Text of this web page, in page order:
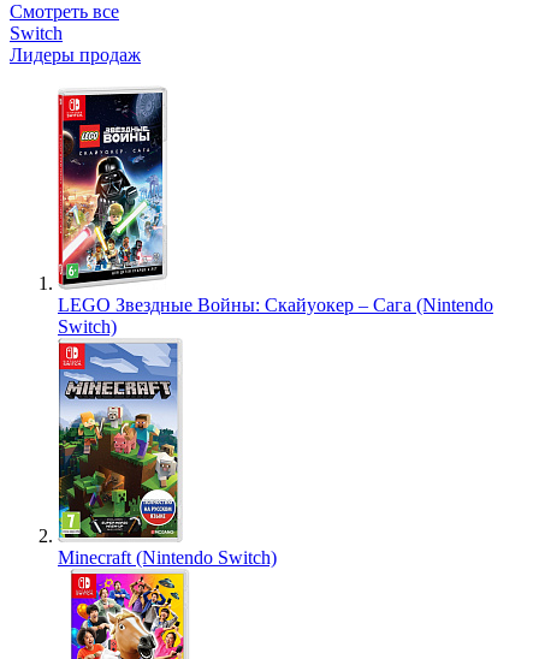
Смотреть все
Switch
Лидеры продаж
LEGO Звездные Войны: Скайуокер – Сага (Nintendo
Switch)
Minecraft (Nintendo Switch)